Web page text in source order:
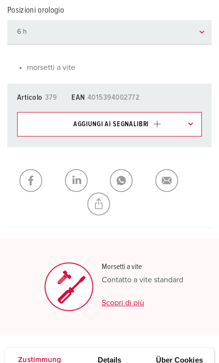
Zustimmung Details Über Cookies
Posizioni orologio
morsetti a vite
Articolo 379 EAN 4015394002772
AGGIUNGI AI SEGNALIBRI
CREA NUOVA LISTA
Morsetti a vite
Contatto a vite standard
Scopri di più